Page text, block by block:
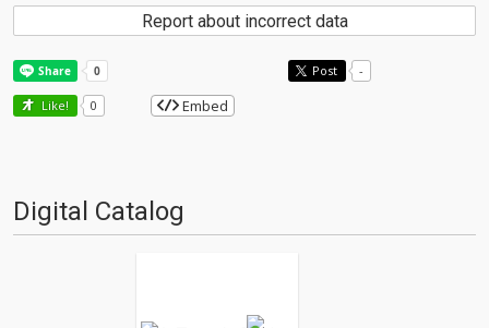
Report about incorrect data
Post -
Like! 0 Embed
Digital Catalog